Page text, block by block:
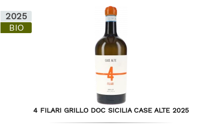
2025
BIO
4 FILARI GRILLO DOC SICILIA CASE ALTE 2025